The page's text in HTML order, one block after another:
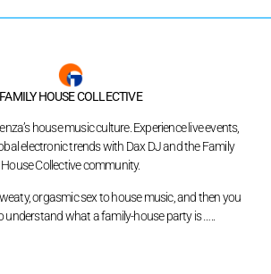
FAMILY HOUSE COLLECTIVE
house music culture. Experience live events,
electronic trends with Dax DJ and the Family
House Collective community.
orgasmic sex to house music, and then you
understand what a family-house party is …..